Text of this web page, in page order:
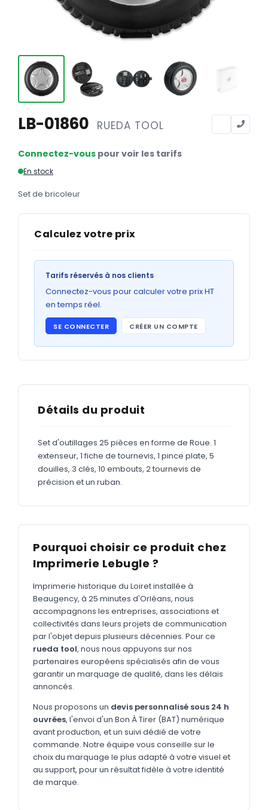
Calendriers
Calendriers bancaires
Tête de lettre
Enveloppes
Sous-mains
Chemises
GRAND FORMAT
Abribus
ADHÉSIFS
Étiquettes adhésives
Tee-shirts Nouveau
Polos Nouveau
Sweatshirts
GOODIES
Catalogue complet Nouveau
Bureau & écriture
Sacs & voyages
Verres & déjeuner
Technologie
Vêtements
Outils & porte-clés
LB-01860 RUEDA TOOL
Connectez-vous pour voir les tarifs
En stock
Set de bricoleur
Calculez votre prix
Tarifs réservés à nos clients
Connectez-vous pour calculer votre prix HT
en temps réel.
SE CONNECTER CRÉER UN COMPTE
Détails du produit
Set d'outillages 25 pièces en forme de Roue. 1
extenseur, 1 fiche de tournevis, 1 pince plate, 5
douilles, 3 clés, 10 embouts, 2 tournevis de
précision et un ruban.
Pourquoi choisir ce produit chez
Imprimerie Lebugle ?
Imprimerie historique du Loiret installée à
Beaugency, à 25 minutes d'Orléans, nous
accompagnons les entreprises, associations et
collectivités dans leurs projets de communication
par l'objet depuis plusieurs décennies. Pour ce
rueda tool, nous nous appuyons sur nos
partenaires européens spécialisés afin de vous
garantir un marquage de qualité, dans les délais
annoncés.
Nous proposons un devis personnalisé sous 24 h
ouvrées, l'envoi d'un Bon À Tirer (BAT) numérique
avant production, et un suivi dédié de votre
commande. Notre équipe vous conseille sur le
choix du marquage le plus adapté à votre visuel et
au support, pour un résultat fidèle à votre identité
de marque.